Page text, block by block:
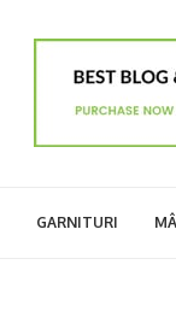
GARNITURI